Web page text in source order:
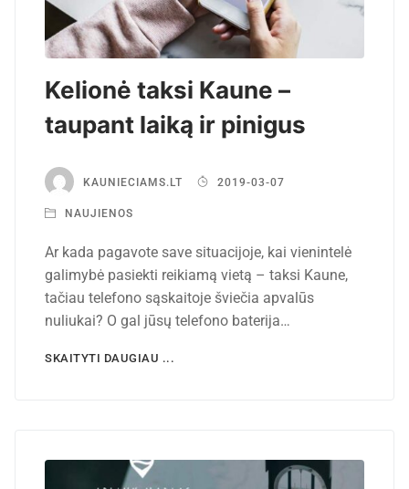
Kelionė taksi Kaune –
taupant laiką ir pinigus
KAUNIECIAMS.LT 2019-03-07
NAUJIENOS
Ar kada pagavote save situacijoje, kai vienintelė
galimybė pasiekti reikiamą vietą – taksi Kaune,
tačiau telefono sąskaitoje šviečia apvalūs
nuliukai? O gal jūsų telefono baterija…
SKAITYTI DAUGIAU ...